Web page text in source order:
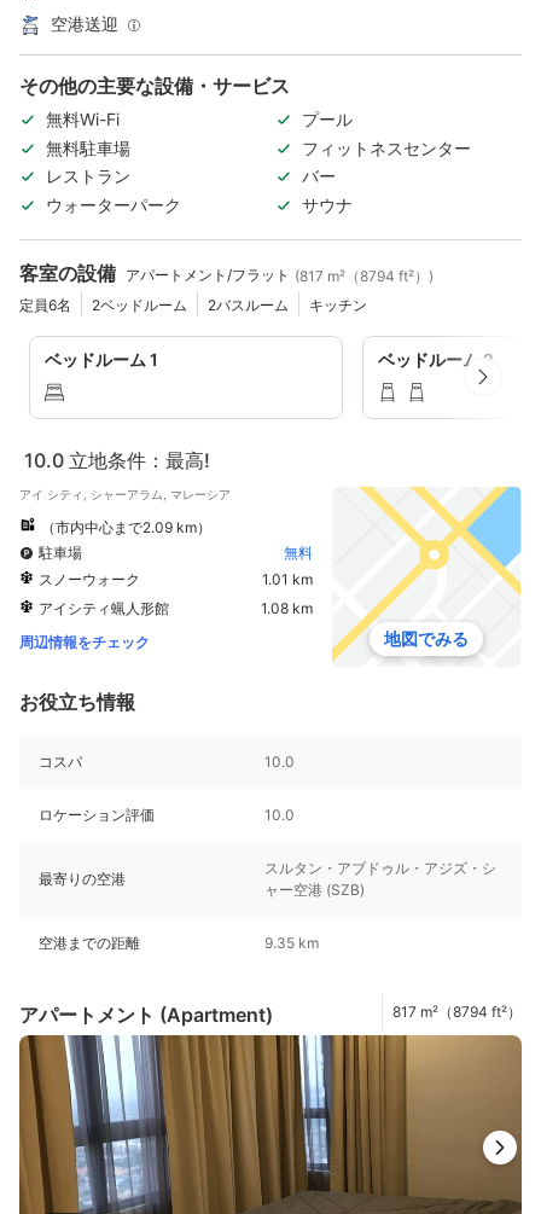
空港送迎
その他の主要な設備・サービス
無料Wi-Fi
プール
無料駐車場
フィットネスセンター
レストラン
バー
ウォーターパーク
サウナ
客室の設備 アパートメント/フラット (817 m²（8794 ft²）)
定員6名
2ベッドルーム 2バスルーム キッチン
ベッドルーム 1 ベッドルーム 2
10.0 立地条件：最高!
アイ シティ, シャーアラム, マレーシア
（市内中心まで2.09 km）
駐車場
無料
スノーウォーク
1.01 km
アイシティ蝋人形館
1.08 km
周辺情報をチェック
地図でみる
お役立ち情報
コスパ 10.0
ロケーション評価 10.0
最寄りの空港
スルタン・アブドゥル・アジズ・シ
ャー空港 (SZB)
空港までの距離 9.35 km
アパートメント (Apartment) 817 m²（8794 ft²）